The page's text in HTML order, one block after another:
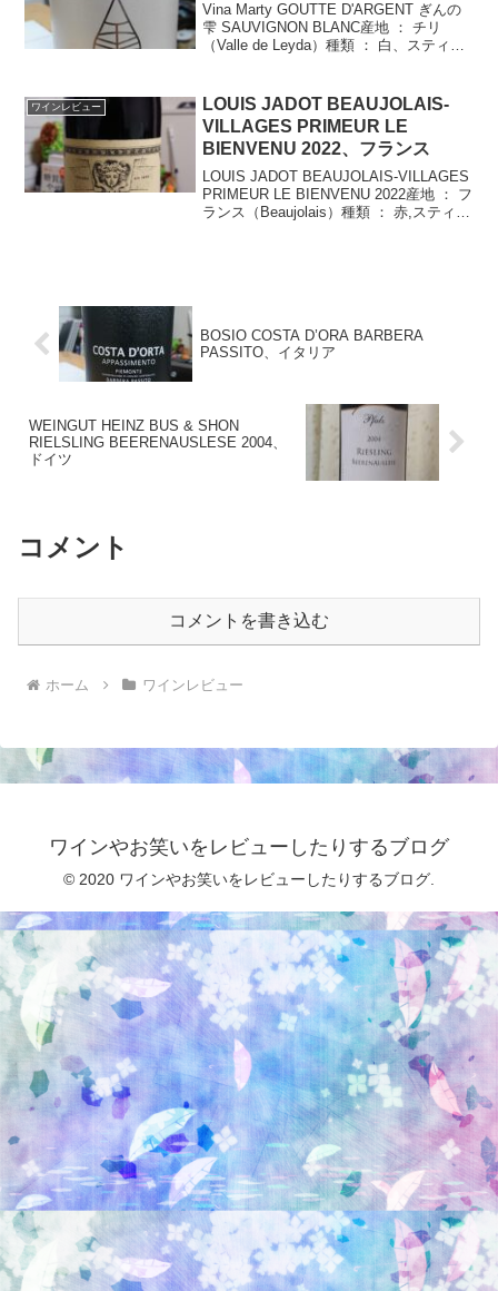
Vina Marty GOUTTE D'ARGENT ぎんの
雫 SAUVIGNON BLANC産地 ： チリ
（Valle de Leyda）種類 ： 白、スティル
ワインレビュー
LOUIS JADOT BEAUJOLAIS-
VILLAGES PRIMEUR LE
BIENVENU 2022、フランス
LOUIS JADOT BEAUJOLAIS-VILLAGES
PRIMEUR LE BIENVENU 2022産地 ： フ
ランス（Beaujolais）種類 ： 赤,スティル
BOSIO COSTA D’ORA BARBERA
PASSITO、イタリア
WEINGUT HEINZ BUS & SHON
RIELSLING BEERENAUSLESE 2004、
ドイツ
コメント
コメントを書き込む
ホーム ワインレビュー
ワインやお笑いをレビューしたりするブログ
© 2020 ワインやお笑いをレビューしたりするブログ.